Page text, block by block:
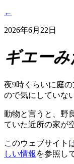
←
2026年6月22日
ギエー
夜9時くらいに庭
ので気にしていな
動物と言うと、野
ていた近所の家が
このウェブサイト
しい情報 を参照し